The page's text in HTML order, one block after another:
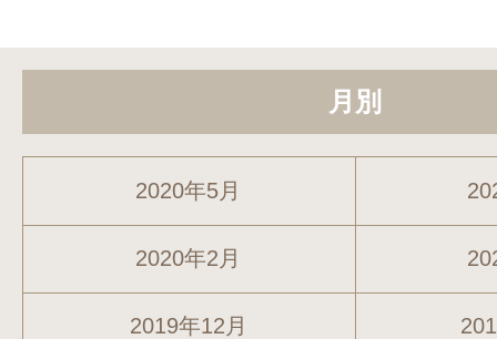
月別
2020年5月
2020年2月
2019年12月